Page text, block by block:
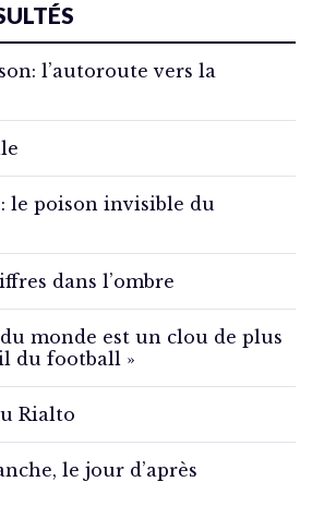
l’autoroute vers la
le poison invisible du
dans l’ombre
monde est un clou de plus
du football »
Rialto
le jour d’après